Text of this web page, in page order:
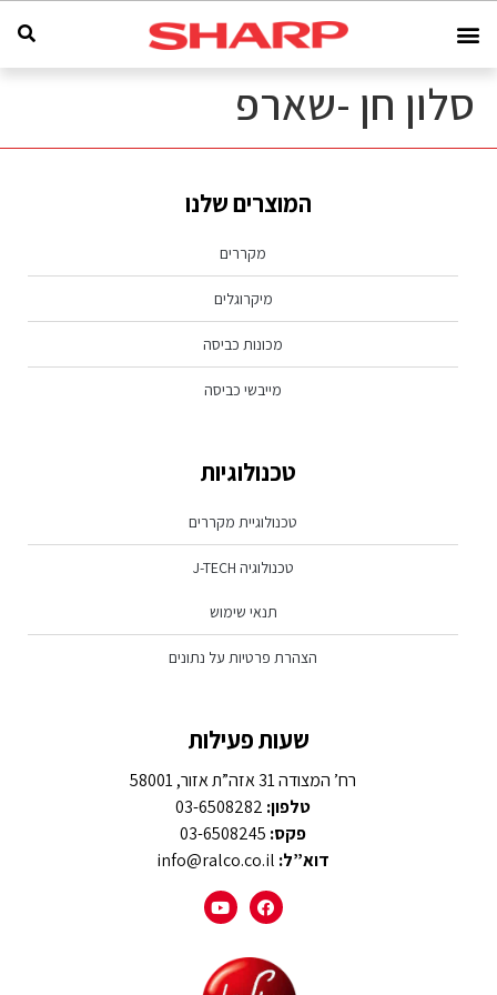
סלון חן -שארפ
המוצרים שלנו
מקררים
מיקרוגלים
מכונות כביסה
מייבשי כביסה
טכנולוגיות
טכנולוגיית מקררים
טכנולוגיה J-TECH
תנאי שימוש
הצהרת פרטיות על נתונים
שעות פעילות
רח’ המצודה 31 אזה”ת אזור, 58001
טלפון:
פקס:
דוא”ל: